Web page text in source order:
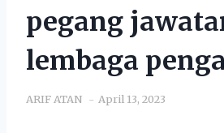
pegang
lembaga
ARIF ATAN April 13, 2023